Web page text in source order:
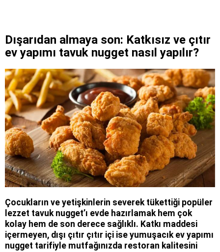
Dışarıdan almaya son: Katkısız ve çıtır
ev yapımı tavuk nugget nasıl yapılır?
Çocukların ve yetişkinlerin severek tükettiği popüler
lezzet tavuk nugget’ı evde hazırlamak hem çok
kolay hem de son derece sağlıklı. Katkı maddesi
içermeyen, dışı çıtır çıtır içi ise yumuşacık ev yapımı
nugget tarifiyle mutfağınızda restoran kalitesini